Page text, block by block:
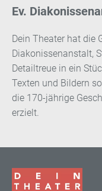
Ev.
Dein Theater hat die
Diakonissenanstalt,
Detailtreue in ein
Texten und Bildern
die 170-jährige
erzielt.